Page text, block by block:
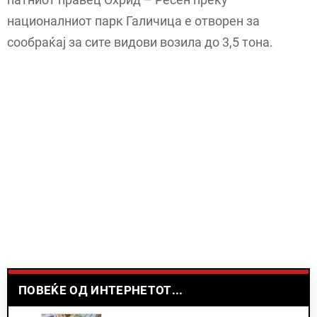
националниот парк Галичица е отворен за
сообраќај за сите видови возила до 3,5 тона.
ПОВЕЌЕ ОД ИНТЕРНЕТОТ...